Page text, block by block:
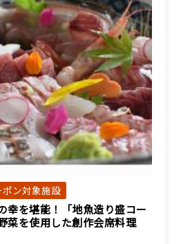
詳細
室11畳【2~4名】(バ
・トイレ無し)
泊人数：2～4人
円/人/泊 ～
詳細
室8畳【2名】(バス・ト
レ無し)
泊人数：2～2人
ン対象施設
幸を堪能！「地魚造り盛コー
菜を使用した創作会席料理